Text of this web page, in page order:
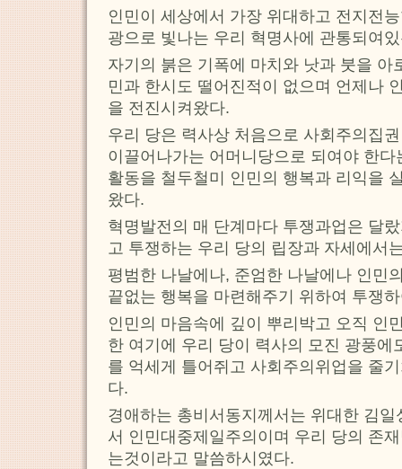
인민이 세상에서 가장 위대하고 전지전
광으로 빛나는 우리 혁명사에 관통되여
자기의 붉은 기폭에 마치와 낫과 붓을 아
민과 한시도 떨어진적이 없으며 언제나
을 전진시켜왔다.
우리 당은 력사상 처음으로 사회주의집
이끌어나가는 어머니당으로 되여야 한
활동을 철두철미 인민의 행복과 리익을
왔다.
혁명발전의 매 단계마다 투쟁과업은 달
고 투쟁하는 우리 당의 립장과 자세에서
평범한 나날에나, 준엄한 나날에나 인민
끝없는 행복을 마련해주기 위하여 투쟁
인민의 마음속에 깊이 뿌리박고 오직 인
한 여기에 우리 당이 력사의 모진 광풍에
를 억세게 틀어쥐고 사회주의위업을 줄
다.
경애하는 총비서동지께서는 위대한 김
서 인민대중제일주의이며 우리 당의 존
는것이라고 말씀하시였다.